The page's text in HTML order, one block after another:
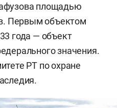
площадью
Первым объектом
года — объект
значения.
РТ по охране